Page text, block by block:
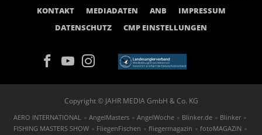
KONTAKT
MEDIADATEN ANB
IMPRESSUM
DATENSCHUTZ
CMP EINSTELLUNGEN
Copyright © JAHR MEDIA GmbH & Co. KG
AERO INTERNATIONAL AngelMasters AngelWoche Blinker.de
Blinker
FISHING MASTERS SHOW
FliegenFischen fliegermagazin fotoMAGAZIN